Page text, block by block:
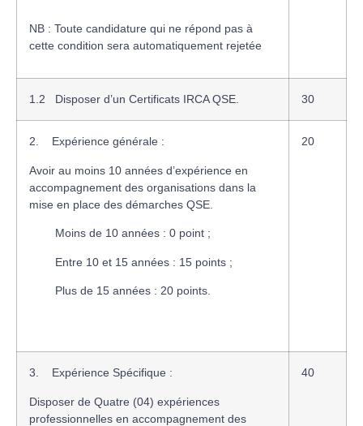
NB : Toute candidature qui ne répond pas à
cette condition sera automatiquement rejetée
1.2 Disposer d’un Certificats IRCA QSE. 30
2. Expérience générale :
Avoir au moins 10 années d’expérience en
accompagnement des organisations dans la
mise en place des démarches QSE.
­ Moins de 10 années : 0 point ;
­ Entre 10 et 15 années : 15 points ;
­ Plus de 15 années : 20 points.
20
3. Expérience Spécifique :
Disposer de Quatre (04) expériences
professionnelles en accompagnement des
40